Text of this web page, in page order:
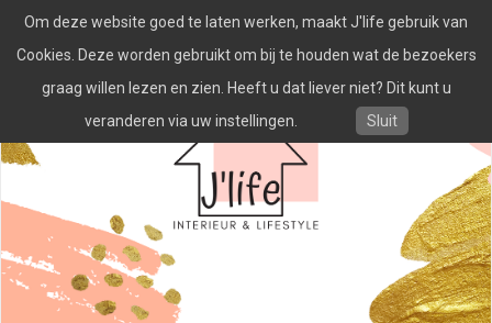
naar
inhoud
Om deze website goed te laten werken, maakt J'life gebruik van
Cookies. Deze worden gebruikt om bij te houden wat de bezoekers
graag willen lezen en zien. Heeft u dat liever niet? Dit kunt u
veranderen via uw instellingen.
Sluit